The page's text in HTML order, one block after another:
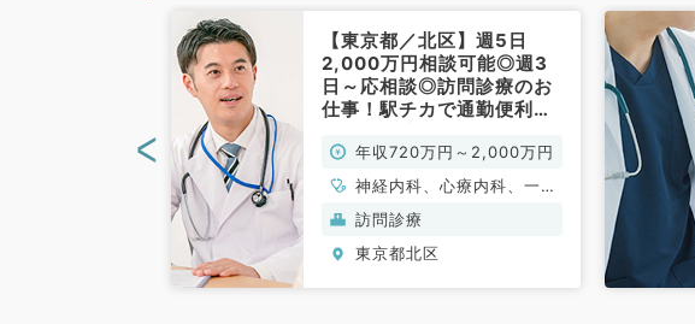
【東京都／北区】週5日
2,000万円相談可能◎週3
日～応相談◎訪問診療のお
仕事！駅チカで通勤便利
年収720万円～2,000万円
神経内科、心療内科、一般
内科、循環器内科、呼吸器
内科、消化器内科、内分
泌・代謝内科、腎臓内科、
訪問診療
東京都北区
<